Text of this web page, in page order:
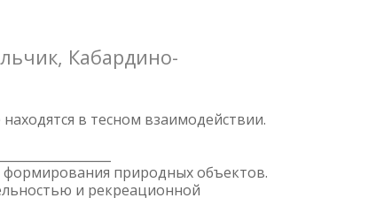
Кабардино-
в тесном взаимодействии.
формирования природных объектов.
и рекреационной